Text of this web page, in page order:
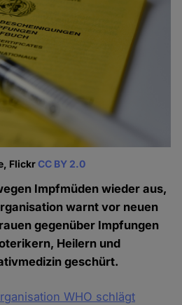
FlickrCC BY 2.0
Impfmüden wieder aus,
warnt vor neuen
gegenüber Impfungen
Heilern und
geschürt.
WHO schlägt